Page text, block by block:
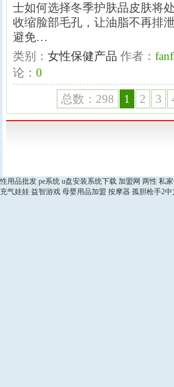
士如何选择冬季护肤品皮肤将
收缩脸部毛孔，让油脂不再排
避免…
类别： 女性保健产品 作者：
论： 0
总数：298 1 2 3
性用品批发 pe系统 u盘安装系统下载 加盟网 两性 私
充气娃娃 益智游戏 母婴用品加盟 按摩器 孤胆枪手2